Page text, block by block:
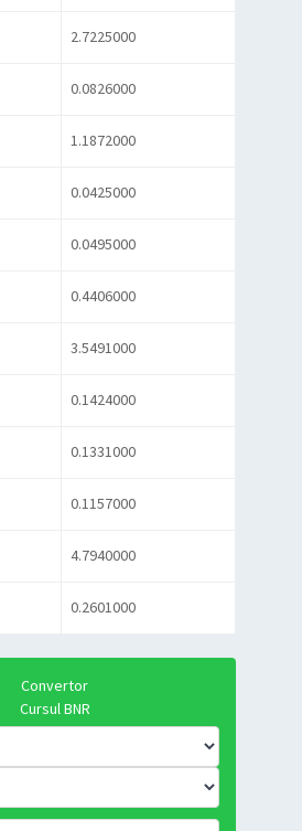
2.7225000
0.0826000
1.1872000
0.0425000
0.0495000
0.4406000
3.5491000
0.1424000
0.1331000
0.1157000
4.7940000
0.2601000
Convertor
Cursul BNR